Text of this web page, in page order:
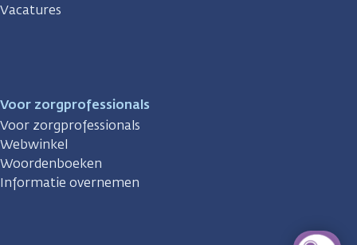
Vacatures
Voor zorgprofessionals
Voor zorgprofessionals
Webwinkel
Woordenboeken
Informatie overnemen